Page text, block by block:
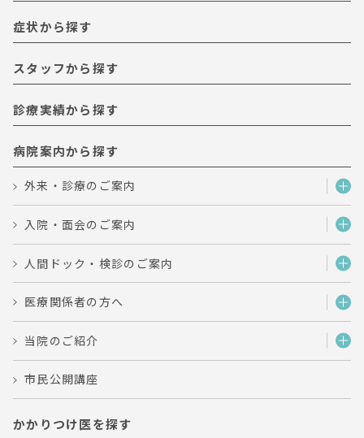
症状から探す
スタッフから探す
診療実績から探す
病院案内から探す
外来・診療のご案内
入院・面会のご案内
人間ドック・検診のご案内
医療関係者の方へ
当院のご紹介
市民公開講座
かかりつけ医を探す